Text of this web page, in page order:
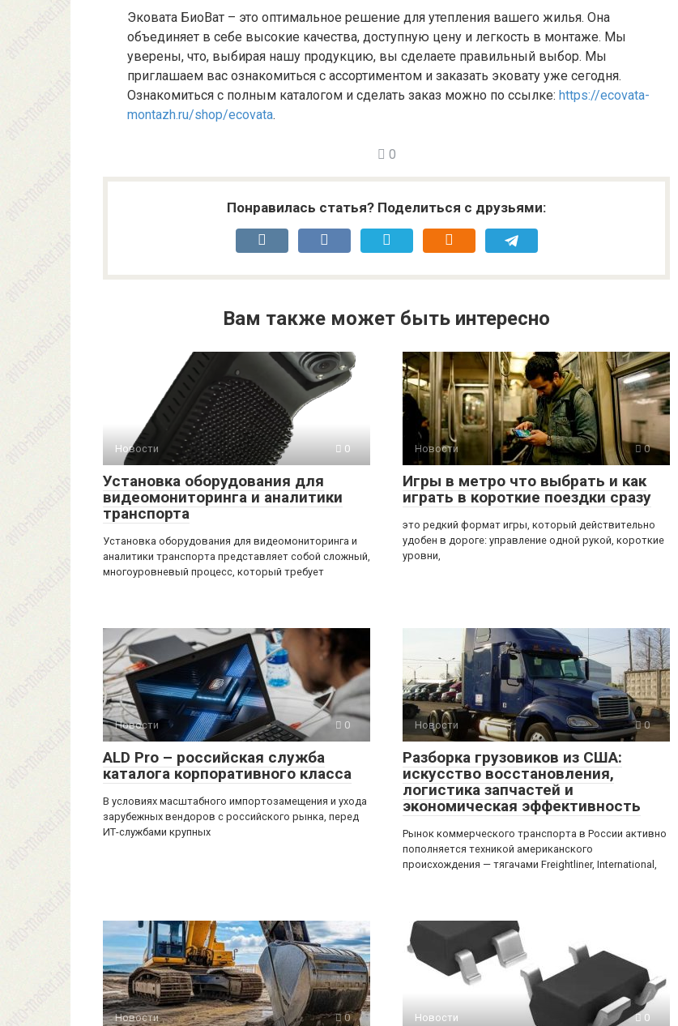
Эковата БиоВат – это оптимальное решение для утепления вашего жилья. Она
объединяет в себе высокие качества, доступную цену и легкость в монтаже. Мы
уверены, что, выбирая нашу продукцию, вы сделаете правильный выбор. Мы
приглашаем вас ознакомиться с ассортиментом и заказать эковату уже сегодня.
Ознакомиться с полным каталогом и сделать заказ можно по ссылке: https://ecovata-
montazh.ru/shop/ecovata.
0
Понравилась статья? Поделиться с друзьями:
Вам также может быть интересно
Новости 0
Установка оборудования для
видеомониторинга и аналитики
транспорта
Установка оборудования для видеомониторинга и
аналитики транспорта представляет собой сложный,
многоуровневый процесс, который требует
Новости 0
Игры в метро что выбрать и как
играть в короткие поездки сразу
это редкий формат игры, который действительно
удобен в дороге: управление одной рукой, короткие
уровни,
Новости 0
ALD Pro – российская служба
каталога корпоративного класса
В условиях масштабного импортозамещения и ухода
зарубежных вендоров с российского рынка, перед
ИТ-службами крупных
Новости 0
Разборка грузовиков из США:
искусство восстановления,
логистика запчастей и
экономическая эффективность
Рынок коммерческого транспорта в России активно
пополняется техникой американского
происхождения — тягачами Freightliner, International,
Новости 0 Новости 0